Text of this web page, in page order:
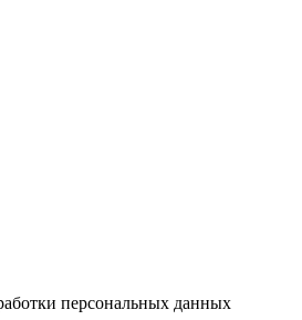
персональных данных